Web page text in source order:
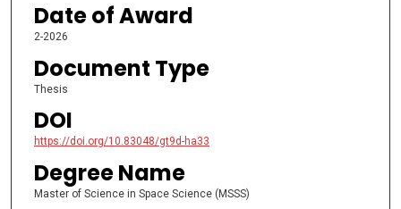
Date of Award
2-2026
Document Type
Thesis
DOI
https://doi.org/10.83048/gt9d-ha33
Degree Name
Master of Science in Space Science (MSSS)